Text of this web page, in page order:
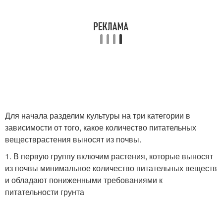
Для начала разделим культуры на три категории в
зависимости от того, какое количество питательных
веществрастения выносят из почвы.
1. В первую группу включим растения, которые выносят
из почвы минимальное количество питательных веществ
и обладают пониженными требованиями к
питательности грунта